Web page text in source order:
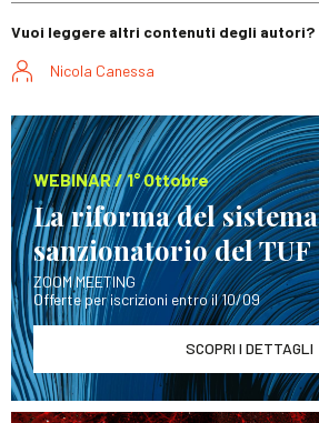
Vuoi leggere altri contenuti degli autori?
Nicola Canessa
WEBINAR / 1° Ottobre
La riforma del sistema
sanzionatorio del TUF
ZOOM MEETING
Offerte per iscrizioni entro il 10/09
SCOPRI I DETTAGLI